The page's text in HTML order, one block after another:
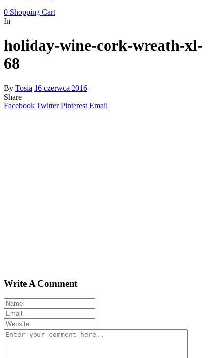
0 Shopping Cart
In
holiday-wine-cork-wreath-xl-
68
By Tosia 16 czerwca 2016
Share
Facebook Twitter Pinterest Email
Write A Comment